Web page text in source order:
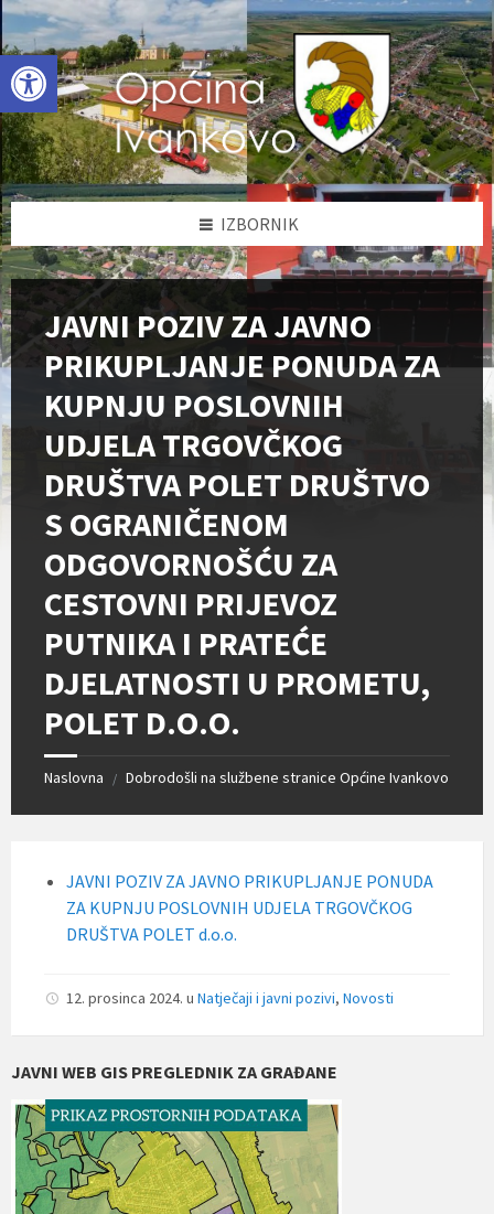
Open toolbar
Skip
to
content
Skip
to
left
sidebar
Skip
to
footer
IZBORNIK
JAVNI POZIV ZA JAVNO
PRIKUPLJANJE PONUDA ZA
KUPNJU POSLOVNIH
UDJELA TRGOVČKOG
DRUŠTVA POLET DRUŠTVO
S OGRANIČENOM
ODGOVORNOŠĆU ZA
CESTOVNI PRIJEVOZ
PUTNIKA I PRATEĆE
DJELATNOSTI U PROMETU,
POLET D.O.O.
Naslovna / Dobrodošli na službene stranice Općine Ivankovo
JAVNI POZIV ZA JAVNO PRIKUPLJANJE PONUDA
ZA KUPNJU POSLOVNIH UDJELA TRGOVČKOG
DRUŠTVA POLET d.o.o.
12. prosinca 2024. u Natječaji i javni pozivi, Novosti
JAVNI WEB GIS PREGLEDNIK ZA GRAĐANE